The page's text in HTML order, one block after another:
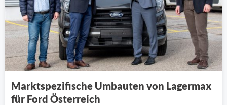
Marktspezifische Umbauten von Lagermax
für Ford Österreich